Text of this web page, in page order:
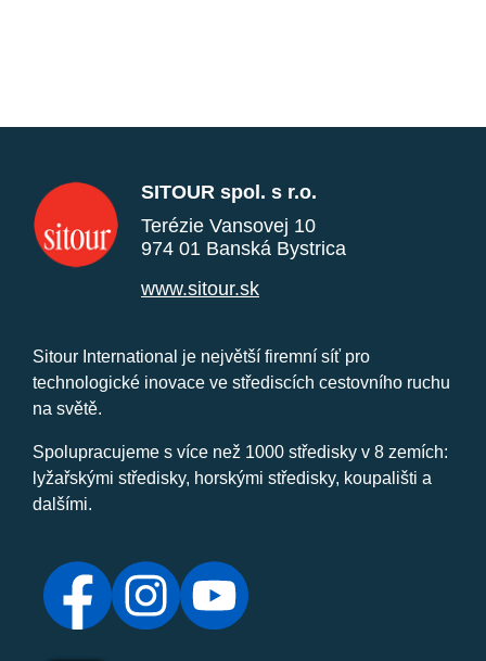
SITOUR spol. s r.o.
Terézie Vansovej 10
974 01 Banská Bystrica
www.sitour.sk
Sitour International je největší firemní síť pro
technologické inovace ve střediscích cestovního ruchu
na světě.
Spolupracujeme s více než 1000 středisky v 8 zemích:
lyžařskými středisky, horskými středisky, koupališti a
dalšími.